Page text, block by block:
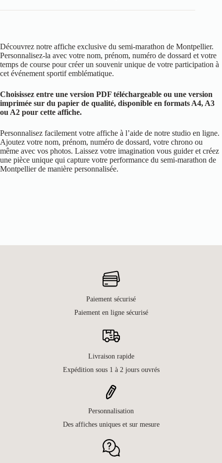
Découvrez notre affiche exclusive du semi-marathon de Montpellier.
Personnalisez-la avec votre nom, prénom, numéro de dossard et votre
temps de course pour créer un souvenir unique de votre participation à
cet événement sportif emblématique.
Choisissez entre une version PDF téléchargeable ou une version
imprimée sur du papier de qualité, disponible en formats A4, A3
ou A2 pour cette affiche.
Personnalisez facilement votre affiche à l’aide de notre studio en ligne.
Ajoutez votre nom, prénom, numéro de dossard, votre chrono ou
même avec vos photos. Laissez votre imagination vous guider et créez
une pièce unique qui capture votre performance du semi-marathon de
Montpellier de manière personnalisée.
Paiement sécurisé
Paiement en ligne sécurisé
Livraison rapide
Expédition sous 1 à 2 jours ouvrés
Personnalisation
Des affiches uniques et sur mesure